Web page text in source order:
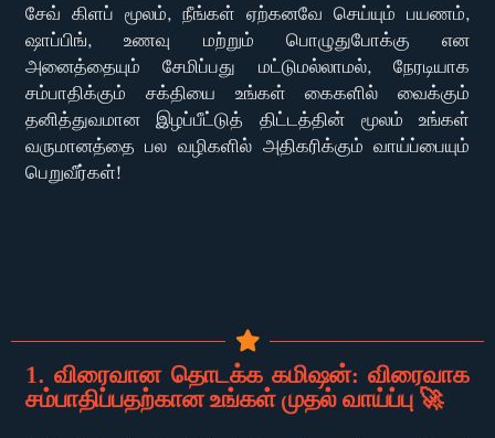
சேவ் கிளப் மூலம், நீங்கள் ஏற்கனவே செய்யும் பயணம்,
ஷாப்பிங், உணவு மற்றும் பொழுதுபோக்கு என
அனைத்தையும் சேமிப்பது மட்டுமல்லாமல், நேரடியாக
சம்பாதிக்கும் சக்தியை உங்கள் கைகளில் வைக்கும்
தனித்துவமான இழப்பீட்டுத் திட்டத்தின் மூலம் உங்கள்
வருமானத்தை பல வழிகளில் அதிகரிக்கும் வாய்ப்பையும்
பெறுவீர்கள்!
1. விரைவான தொடக்க கமிஷன்: விரைவாக
சம்பாதிப்பதற்கான உங்கள் முதல் வாய்ப்பு 🚀